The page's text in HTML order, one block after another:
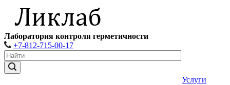
Лаборатория контроля герметичности
+7-812-715-00-17
Услуги